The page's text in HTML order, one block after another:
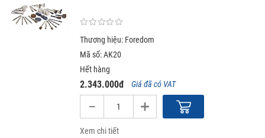
Thương hiệu: Foredom
Mã số: AK20
Hết hàng
2.343.000đ Giá đã có VAT
Xem chi tiết